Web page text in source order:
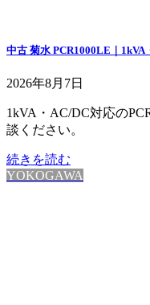
中古 菊水 PCR1000LE｜
2026年8月7日
1kVA・AC/DC対応の
談ください。
続きを読む
YOKOGAWA